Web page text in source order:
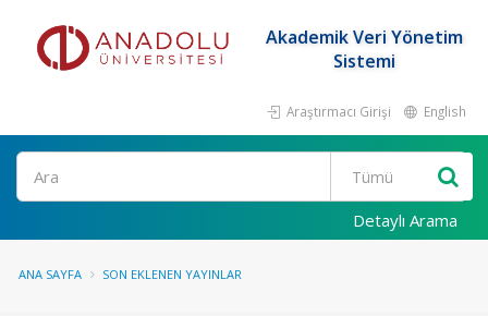
Akademik Veri Yönetim
Sistemi
Araştırmacı Girişi English
Ara
Detaylı Arama
ANA SAYFA SON EKLENEN YAYINLAR